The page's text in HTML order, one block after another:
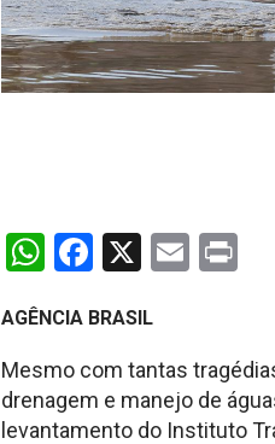
WhatsApp
Facebook
X Email
AGÊNCIA BRASIL
Mesmo com tantas
drenagem e manejo de
levantamento do Instituto